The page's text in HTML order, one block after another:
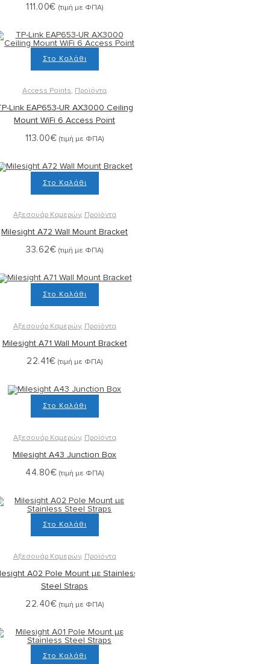
111.00€ (τιμή με ΦΠΑ)
Στο Καλάθι
Access Points, Προϊόντα
Link EAP653-UR AX3000 Ceiling
Mount WiFi 6 Access Point
113.00€ (τιμή με ΦΠΑ)
Στο Καλάθι
Αξεσουάρ Καμερών, Προϊόντα
Milesight A72 Wall Mount Bracket
33.62€ (τιμή με ΦΠΑ)
Στο Καλάθι
Αξεσουάρ Καμερών, Προϊόντα
Milesight A71 Wall Mount Bracket
22.41€ (τιμή με ΦΠΑ)
Στο Καλάθι
Αξεσουάρ Καμερών, Προϊόντα
Milesight A43 Junction Box
44.80€ (τιμή με ΦΠΑ)
Στο Καλάθι
Αξεσουάρ Καμερών, Προϊόντα
A02 Pole Mount με Stainless
Steel Straps
22.40€ (τιμή με ΦΠΑ)
Στο Καλάθι